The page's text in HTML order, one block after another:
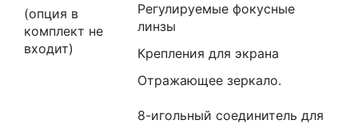
(опция в
комплект не
входит)
Регулируемые фокусные
линзы
Крепления для экрана
Отражающее зеркало.
8-игольный соединитель для